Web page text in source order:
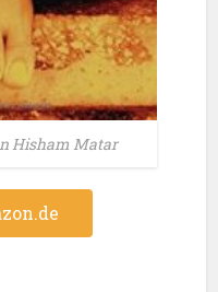
Hisham Matar